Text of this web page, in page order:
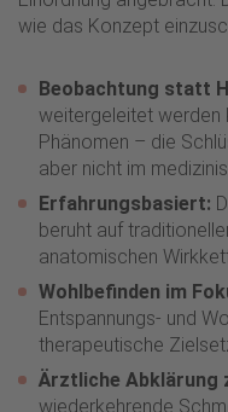
wie das Konzept
Beobachtung statt
weitergeleitet werden
Phänomen – die
aber nicht im
Erfahrungsbasiert:
beruht auf
anatomischen
Wohlbefinden im
Entspannungs- und
therapeutische
Ärztliche Abklärung
wiederkehrende